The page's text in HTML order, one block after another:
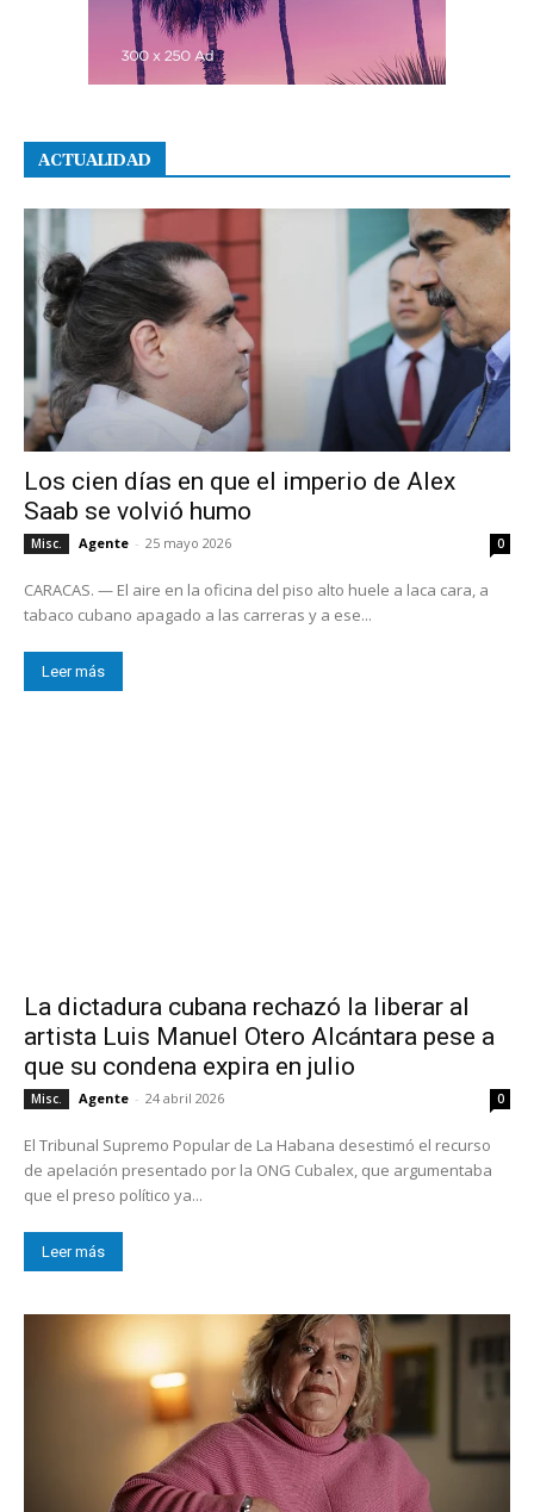
ACTUALIDAD
Los cien días en que el imperio de Alex
Saab se volvió humo
Misc. Agente - 25 mayo 2026 0
CARACAS. — El aire en la oficina del piso alto huele a laca cara, a
tabaco cubano apagado a las carreras y a ese...
Leer más
La dictadura cubana rechazó la liberar al
artista Luis Manuel Otero Alcántara pese a
que su condena expira en julio
Misc. Agente - 24 abril 2026 0
El Tribunal Supremo Popular de La Habana desestimó el recurso
de apelación presentado por la ONG Cubalex, que argumentaba
que el preso político ya...
Leer más